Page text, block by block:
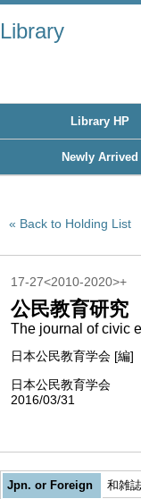
Library
Library HP
Newly Arrived
Back to Holding List
17-27<2010-2020>+
公民教育研究
The journal of civic
日本公民教育学会 [編]
日本公民教育学会
2016/03/31
Jpn. or Foreign
和雑誌